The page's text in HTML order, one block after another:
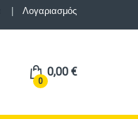
Λογαριασμός
0
0,00 €